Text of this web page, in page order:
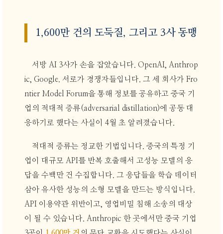
1,600만 건의 도둑질, 그리고 3사 동맹
서방 AI 3사가 손을 잡았습니다. OpenAI, Anthrop
ic, Google. 서로가 경쟁자들입니다. 그 세 회사가 Fro
ntier Model Forum을 통해 정보를 공유하고 중국 기
업의 적대적 증류(adversarial distillation)에 공동 대
응하기로 했다는 사실이 4월 초 알려졌습니다.
적대적 증류는 정교한 기법입니다. 중국의 특정 기
업이 대규모 API를 반복 호출해서 고성능 모델의 응
답을 수백만 건 수집합니다. 그 응답들을 학습 데이터
삼아 유사한 성능의 소형 모델을 만드는 방식입니다.
API 이용약관 위반이고, 영업비밀 침해 소송의 대상
이 될 수 있습니다. Anthropic 한 곳에서만 중국 기업